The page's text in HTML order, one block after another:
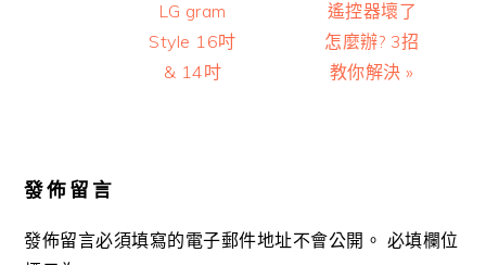
Post:
LG gram
Style 16吋
& 14吋
Post:
遙控器壞了
怎麼辦? 3招
教你解決 »
發佈留言
發佈留言必須填寫的電子郵件地址不會公開。 必填欄位